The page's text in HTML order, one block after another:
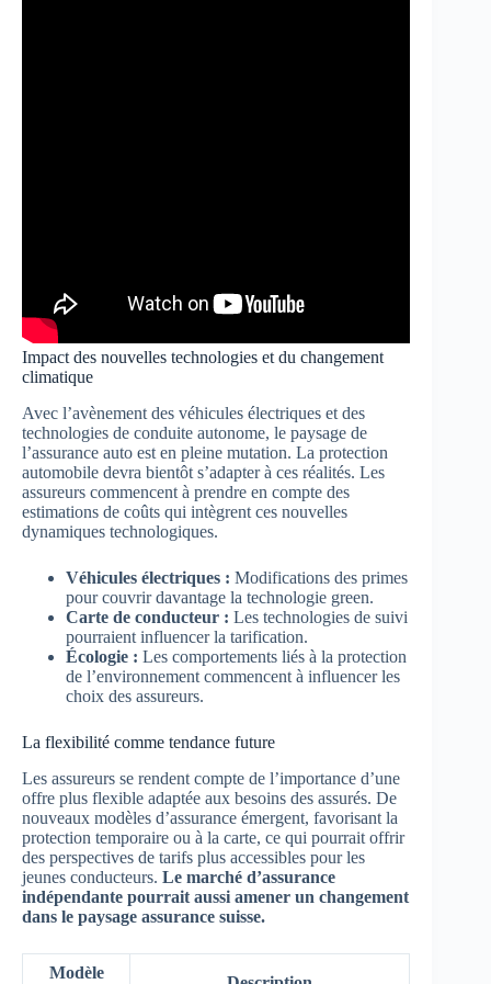
Impact des nouvelles technologies et du changement
climatique
Avec l’avènement des véhicules électriques et des
technologies de conduite autonome, le paysage de
l’assurance auto est en pleine mutation. La protection
automobile devra bientôt s’adapter à ces réalités. Les
assureurs commencent à prendre en compte des
estimations de coûts qui intègrent ces nouvelles
dynamiques technologiques.
Véhicules électriques : Modifications des primes
pour couvrir davantage la technologie green.
Carte de conducteur : Les technologies de suivi
pourraient influencer la tarification.
Écologie : Les comportements liés à la protection
de l’environnement commencent à influencer les
choix des assureurs.
La flexibilité comme tendance future
Les assureurs se rendent compte de l’importance d’une
offre plus flexible adaptée aux besoins des assurés. De
nouveaux modèles d’assurance émergent, favorisant la
protection temporaire ou à la carte, ce qui pourrait offrir
des perspectives de tarifs plus accessibles pour les
jeunes conducteurs. Le marché d’assurance
indépendante pourrait aussi amener un changement
dans le paysage assurance suisse.
Modèle